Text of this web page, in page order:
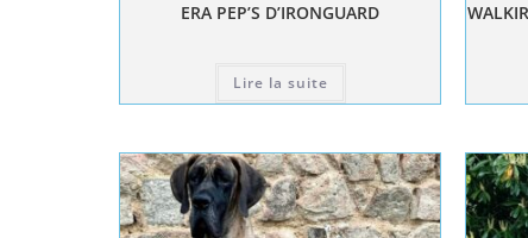
ERA PEP’S D’IRONGUARD
Lire la suite